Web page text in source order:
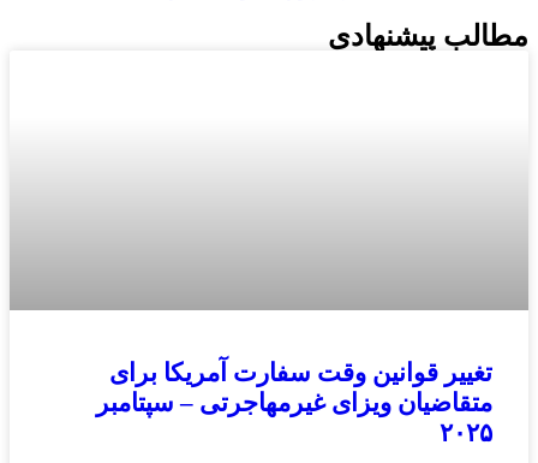
مطالب پیشنهادی
تغییر قوانین وقت سفارت آمریکا برای
متقاضیان ویزای غیرمهاجرتی – سپتامبر
۲۰۲۵